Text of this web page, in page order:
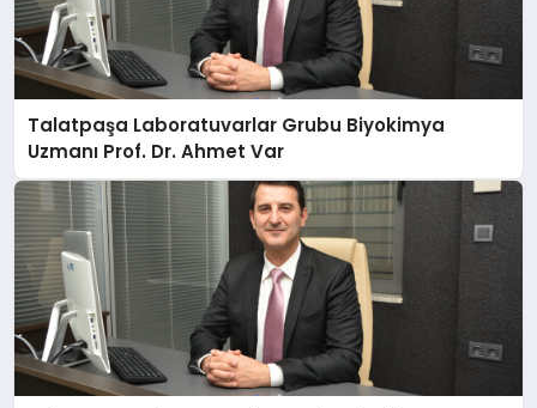
Talatpaşa Laboratuvarlar Grubu Biyokimya
Uzmanı Prof. Dr. Ahmet Var